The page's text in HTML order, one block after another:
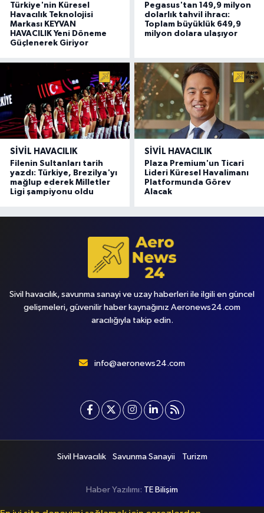
Türkiye'nin Küresel
Havacılık Teknolojisi
Markası KEYVAN
HAVACILIK Yeni Döneme
Güçlenerek Giriyor
Pegasus'tan 149,9 milyon
dolarlık tahvil ihracı:
Toplam büyüklük 649,9
milyon dolara ulaşıyor
SIVIL HAVACILIK
Filenin Sultanları tarih
yazdı: Türkiye, Brezilya'yı
mağlup ederek Milletler
Ligi şampiyonu oldu
SIVIL HAVACILIK
Plaza Premium'un Ticari
Lideri Küresel Havalimanı
Platformunda Görev
Alacak
Sivil havacılık, savunma sanayi ve uzay haberleri ile ilgili en güncel
gelişmeleri, güvenilir haber kaynağınız Aeronews24.com
aracılığıyla takip edin.
info@aeronews24.com
Sivil Havacılık Savunma Sanayii Turizm
Haber Yazılımı: TE Bilişim